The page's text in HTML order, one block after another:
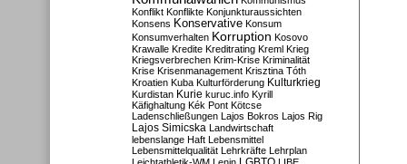
Konflikt Konflikte Konjunkturaussichten
Konsens Konservative Konsum
Konsumverhalten Korruption Kosovo
Krawalle Kredite Kreditrating Kreml Krieg
Kriegsverbrechen Krim-Krise Kriminalität
Krise Krisenmanagement Krisztina Tóth
Kroatien Kuba Kulturförderung Kulturkrieg
Kurdistan Kurie kuruc.info Kyrill
Käfighaltung Kék Pont Kötcse
Ladenschließungen Lajos Bokros Lajos Rig
Lajos Simicska Landwirtschaft
lebenslange Haft Lebensmittel
Lebensmittelqualität Lehrkräfte Lehrplan